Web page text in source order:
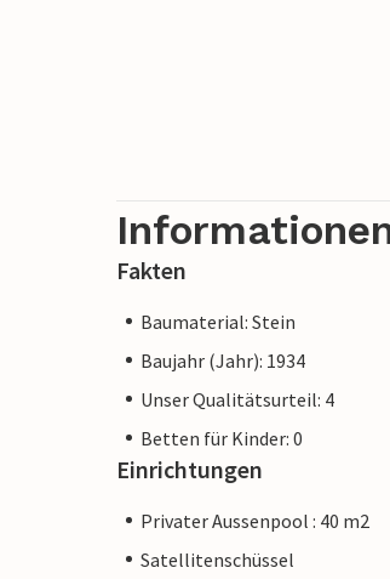
Fakten
Baumaterial: Stein
Baujahr (Jahr): 1934
Unser Qualitätsurteil: 4
Betten für Kinder: 0
Einrichtungen
Privater Aussenpool : 40 m2
Satellitenschüssel